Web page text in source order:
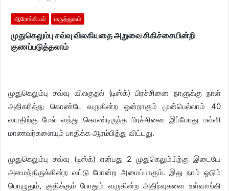
ஆரோக்கியம் மருத்துவம்
முதுகெலும்பு சவ்வு விலகியதை அறுவை சிகிச்சையின்றி
குணப்படுத்தலாம்
முதுகெலும்பு சவ்வு விலகுதல் (டிஸ்க்) பிரச்சினை நாளுக்கு நாள்
அதிகரித்து கொண்டே வருகின்ற ஒன்றாகும் முன்பெல்லாம் 40
வயதிற்கு மேல் வந்து கொண்டிருந்த பிரச்சினை இப்போது பள்ளி
மாணவர்களையும் பாதிக்க ஆரம்பித்து விட்டது.
முதுகெலும்பு சவ்வு (டிஸ்க்) என்பது 2 முதுகெலும்பிற்கு இடையே
அமைந்திருக்கின்ற வட்டு போன்ற அமைப்பாகும். இது நாம் ஓடும்
பொழுதும், குதிக்கும் போதும் வருகின்ற அதிர்வுகளை உள்வாங்கி